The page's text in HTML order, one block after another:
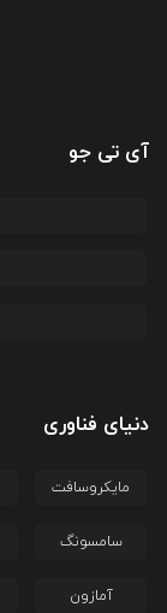
آی تی جو
دنیای فناوری
مایکروسافت
سامسونگ
آمازون